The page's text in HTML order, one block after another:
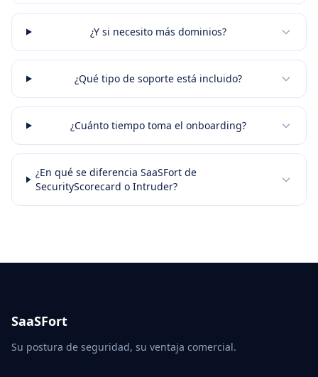
¿Y si necesito más dominios?
¿Qué tipo de soporte está incluido?
¿Cuánto tiempo toma el onboarding?
¿En qué se diferencia SaaSFort de
SecurityScorecard o Intruder?
SaaSFort
Su postura de seguridad, su ventaja comercial.